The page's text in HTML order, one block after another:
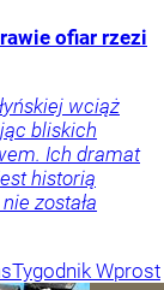
ofiar rzezi
wciąż
bliskich
Ich dramat
historią
została
Tygodnik Wprost